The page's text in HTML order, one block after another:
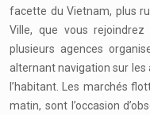
facette du Vietnam, plus
Ville, que vous
plusieurs agences
alternant navigation sur les
l’habitant. Les marchés
matin, sont l’occasion